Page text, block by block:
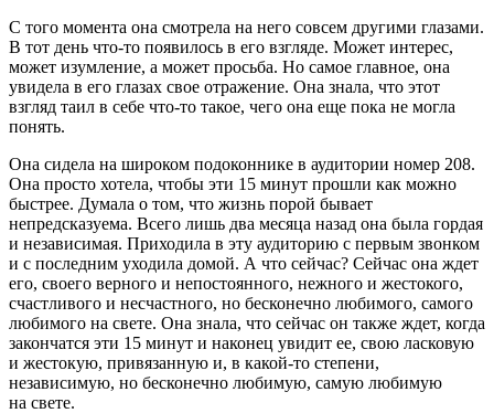
С того момента она смотрела на него совсем другими глазами.
В тот день что-то появилось в его взгляде. Может интерес,
может изумление, а может просьба. Но самое главное, она
увидела в его глазах свое отражение. Она знала, что этот
взгляд таил в себе что-то такое, чего она еще пока не могла
понять.
Она сидела на широком подоконнике в аудитории номер 208.
Она просто хотела, чтобы эти 15 минут прошли как можно
быстрее. Думала о том, что жизнь порой бывает
непредсказуема. Всего лишь два месяца назад она была гордая
и независимая. Приходила в эту аудиторию с первым звонком
и с последним уходила домой. А что сейчас? Сейчас она ждет
его, своего верного и непостоянного, нежного и жестокого,
счастливого и несчастного, но бесконечно любимого, самого
любимого на свете. Она знала, что сейчас он также ждет, когда
закончатся эти 15 минут и наконец увидит ее, свою ласковую
и жестокую, привязанную и, в какой-то степени,
независимую, но бесконечно любимую, самую любимую
на свете.